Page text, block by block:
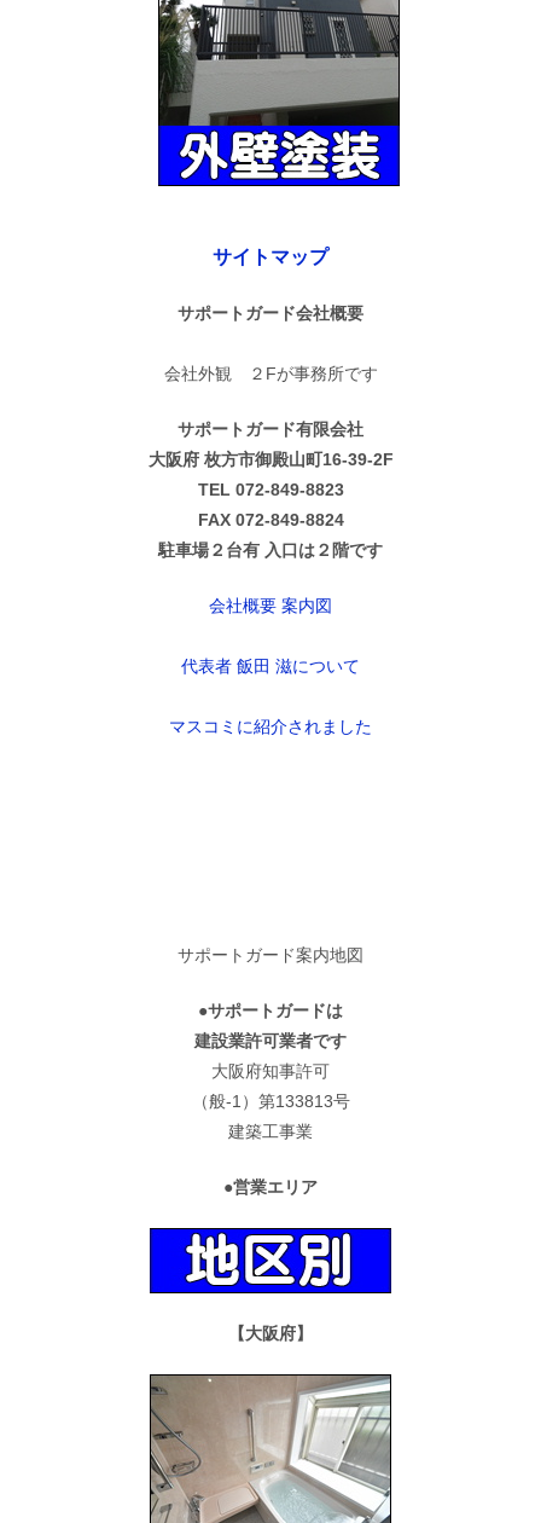
サイトマップ
サポートガード会社概要
会社外観 ２Fが事務所です
サポートガード有限会社
大阪府 枚方市御殿山町16-39-2F
TEL 072-849-8823
FAX 072-849-8824
駐車場２台有 入口は２階です
会社概要 案内図
代表者 飯田 滋について
マスコミに紹介されました
サポートガード案内地図
●サポートガードは
建設業許可業者です
大阪府知事許可
（般-1）第133813号
建築工事業
●営業エリア
【大阪府】